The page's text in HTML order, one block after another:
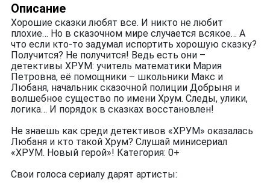
Описание
Хорошие сказки любят все. И никто не любит
плохие… Но в сказочном мире случается всякое… А
что если кто-то задумал испортить хорошую сказку?
Получится? Не получится! Ведь есть они –
детективы ХРУМ: учитель математики Мария
Петровна, её помощники – школьники Макс и
Любаня, начальник сказочной полиции Добрыня и
волшебное существо по имени Хрум. Следы, улики,
логика… И порядок в сказках восстановлен!
Не знаешь как среди детективов «ХРУМ» оказалась
Любаня и кто такой Хрум? Слушай минисериал
«ХРУМ. Новый герой»! Категория: 0+
Свои голоса сериалу дарят артисты: